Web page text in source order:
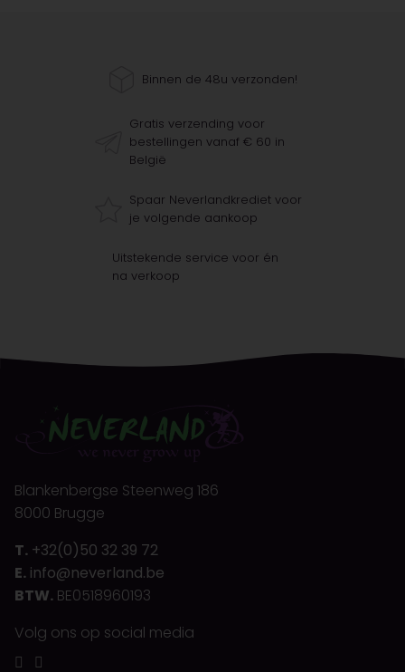
Binnen de 48u verzonden!
Gratis verzending voor
bestellingen vanaf € 60 in
België
Spaar Neverlandkrediet voor
je volgende aankoop
Uitstekende service voor én
na verkoop
Blankenbergse Steenweg 186
8000 Brugge
T. +32(0)50 32 39 72
E. info@neverland.be
BTW. BE0518960193
Volg ons op social media